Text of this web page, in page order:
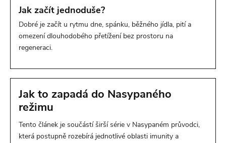
Jak začít jednoduše?
Dobré je začít u rytmu dne, spánku, běžného jídla, pití a
omezení dlouhodobého přetížení bez prostoru na
regeneraci.
Jak to zapadá do Nasypaného
režimu
Tento článek je součástí širší série v Nasypaném průvodci,
která postupně rozebírá jednotlivé oblasti imunity a